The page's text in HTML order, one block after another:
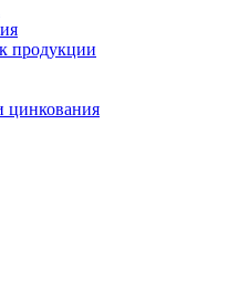
продукции
цинкования